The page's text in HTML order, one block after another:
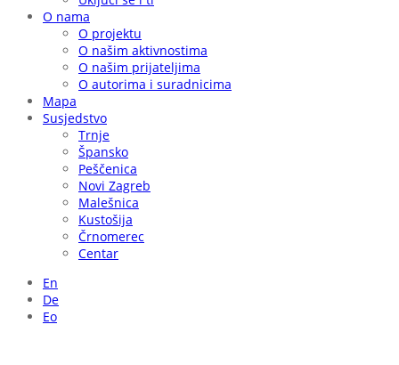
O nama
O projektu
O našim aktivnostima
O našim prijateljima
O autorima i suradnicima
Mapa
Susjedstvo
Trnje
Špansko
Peščenica
Novi Zagreb
Malešnica
Kustošija
Črnomerec
Centar
En
De
Eo